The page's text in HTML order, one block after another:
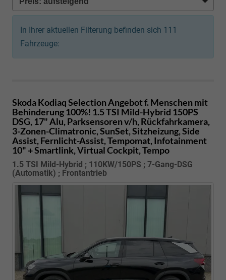
In Ihrer aktuellen Filterung befinden sich 111
Fahrzeuge:
Skoda KodiaqSelection Angebot f. Menschen mit
Behinderung 100%! 1.5 TSI Mild-Hybrid 150PS
DSG, 17" Alu, Parksensoren v/h, Rückfahrkamera,
3-Zonen-Climatronic, SunSet, Sitzheizung, Side
Assist, Fernlicht-Assist, Tempomat, Infotainment
10" + Smartlink, Virtual Cockpit, Tempo
1.5 TSI Mild-Hybrid ; 110KW/150PS ; 7-Gang-DSG
(Automatik) ; Frontantrieb